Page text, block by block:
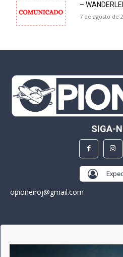
–
7 de agosto de
SIGA-
opioneiroj@gmail.com
A história do Pioneiro inicia em